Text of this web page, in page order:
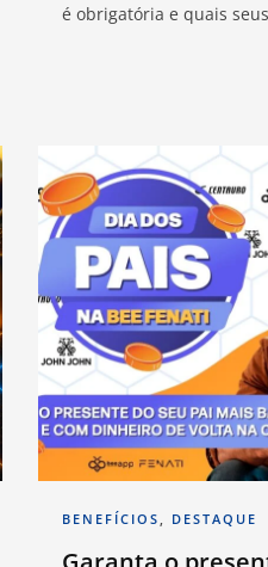
é obrigatória e quais seus
BENEFÍCIOS DESTAQUE